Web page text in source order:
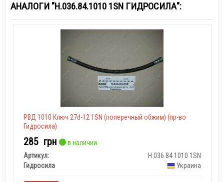
АНАЛОГИ "Н.036.84.1010 1SN ГИДРОСИЛА":
РВД 1010 Ключ 27d-12 1SN (поперечный обжим) (пр-во
Гидросила)
285 грн
в наличии
Артикул:
Н.036.84.1010 1SN
Гидросила
Украина